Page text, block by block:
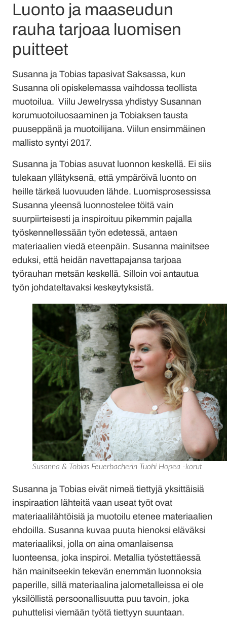
Luonto ja maaseudun
rauha tarjoaa luomisen
puitteet
Susanna ja Tobias tapasivat Saksassa, kun
Susanna oli opiskelemassa vaihdossa teollista
muotoilua. Viilu Jewelryssa yhdistyy Susannan
korumuotoiluosaaminen ja Tobiaksen tausta
puuseppänä ja muotoilijana. Viilun ensimmäinen
mallisto syntyi 2017.
Susanna ja Tobias asuvat luonnon keskellä. Ei siis
tulekaan yllätyksenä, että ympäröivä luonto on
heille tärkeä luovuuden lähde. Luomisprosessissa
Susanna yleensä luonnostelee töitä vain
suurpiirteisesti ja inspiroituu pikemmin pajalla
työskennellessään työn edetessä, antaen
materiaalien viedä eteenpäin. Susanna mainitsee
eduksi, että heidän navettapajansa tarjoaa
työrauhan metsän keskellä. Silloin voi antautua
työn johdateltavaksi keskeytyksistä.
Susanna & Tobias Feuerbacherin Tuohi Hopea -korut
Susanna ja Tobias eivät nimeä tiettyjä yksittäisiä
inspiraation lähteitä vaan useat työt ovat
materiaalilähtöisiä ja muotoilu etenee materiaalien
ehdoilla. Susanna kuvaa puuta hienoksi eläväksi
materiaaliksi, jolla on aina omanlaisensa
luonteensa, joka inspiroi. Metallia työstettäessä
hän mainitseekin tekevän enemmän luonnoksia
paperille, sillä materiaalina jalometalleissa ei ole
yksilöllistä persoonallisuutta puu tavoin, joka
puhuttelisi viemään työtä tiettyyn suuntaan.